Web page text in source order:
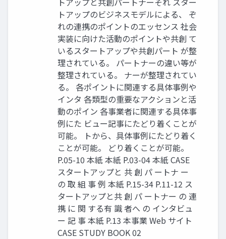
トアップのビジネスモデルによる、 ぞ
れの連携のポイントのエッセンス 社会
実装に向けた活動のポイントや共創 て
いるスタートアップや共創パート が整
理されている。 パートナーの違い等が
整理されている。 ナーが整理されてい
る。 各ポイントに関連する具体事例や
インタ 各類型の重要なアクションと活
動のポイン 各事業者に関連する具体事
例にた ビュー記事にたどり着くことが
可能。 トから、具体事例にたどり着く
ことが可能。 どり着くことが可能。
P.05-10 本紙 本紙 P.03-04 本紙 CASE
スタートアップと 共 創 パ ートナ ー
の 取 組 事 例 本紙 P.15-34 P.11-12 ス
タートアップと共 創 パ ートナー の 連
携 に 関 する有 識 者へ の インタビュ
ー 記 事 本紙 P.13 本事業 Web サイト
CASE STUDY BOOK 02